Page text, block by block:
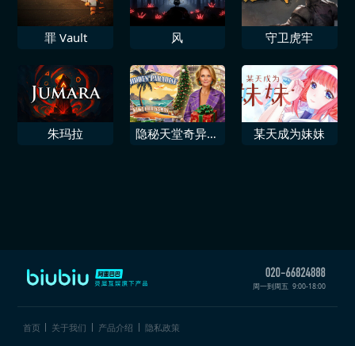
罪 Vault 风 守卫虎牢
朱玛拉
隐秘天堂奇异果
某天成为妹妹
周一到周五 9:00-18:00
首页 关于我们 产品介绍 隐私政策